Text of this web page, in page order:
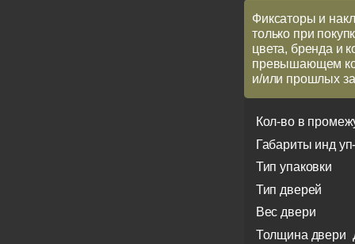
Фиксаторы и
только при
цвета, бренда и
превышающем
и/или прошлых
Кол-во в
Габариты инд
Тип упаковки
Тип дверей
Вес двери
Толщина двери